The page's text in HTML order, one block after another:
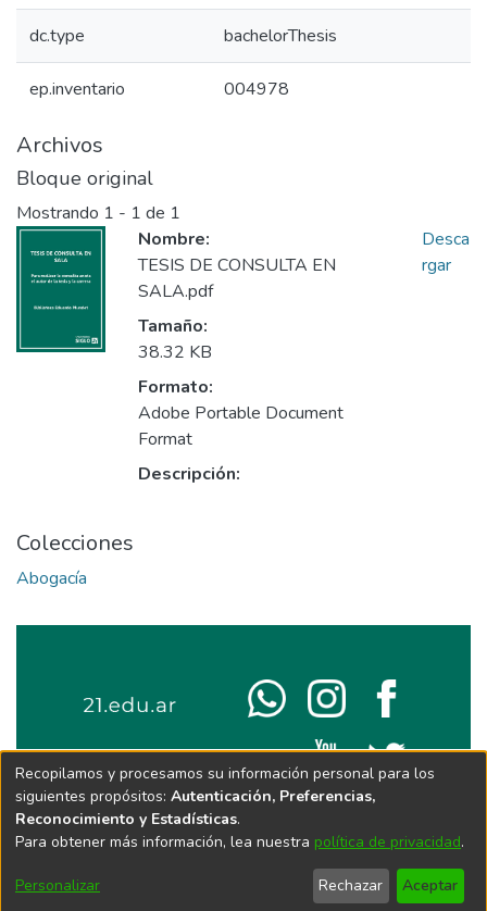
dc.type bachelorThesis
ep.inventario 004978
Archivos
Bloque original
Mostrando 1 - 1 de 1
Nombre:
TESIS DE CONSULTA EN
SALA.pdf
Tamaño:
38.32 KB
Formato:
Adobe Portable Document
Format
Descripción:
Desca
rgar
Colecciones
Abogacía
Recopilamos y procesamos su información personal para los
siguientes propósitos: Autenticación, Preferencias,
Reconocimiento y Estadísticas.
Para obtener más información, lea nuestra política de privacidad.
Personalizar Rechazar Aceptar